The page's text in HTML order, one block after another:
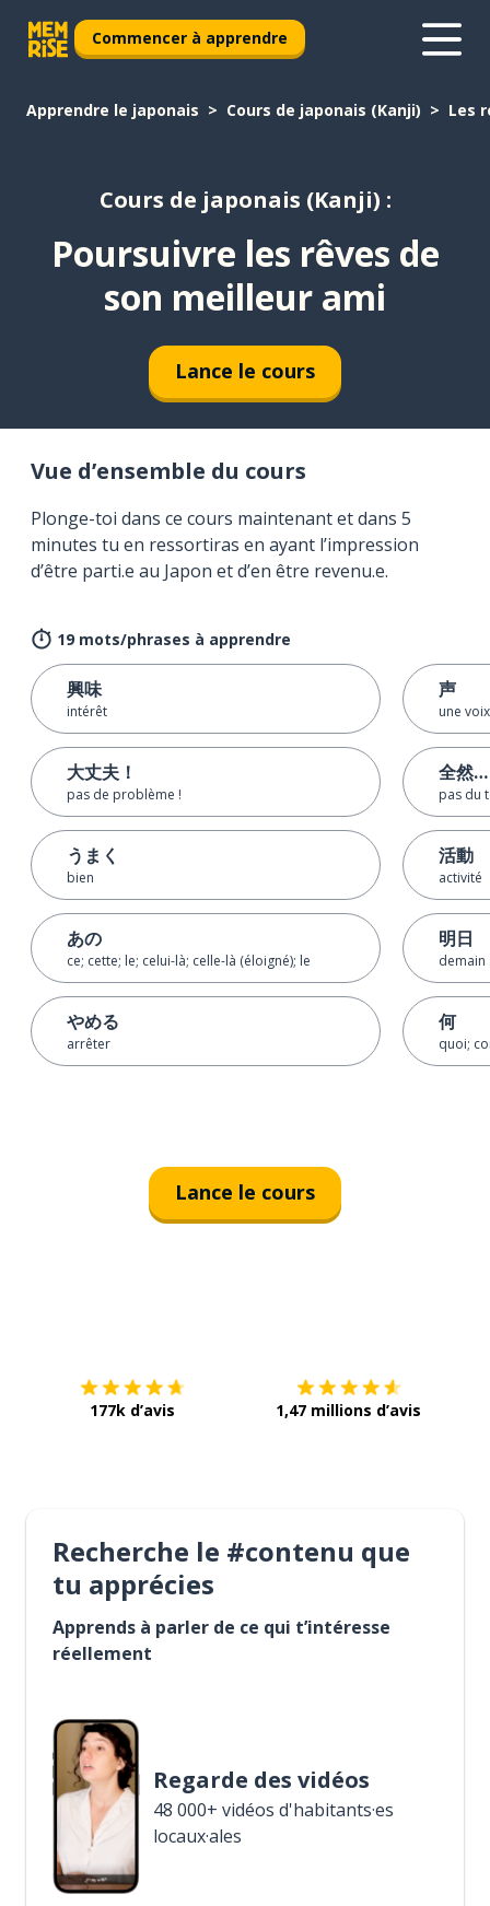
Commencer à apprendre
Apprendre le japonais Cours de japonais (Kanji) Les
Cours de japonais (Kanji) :
Poursuivre les rêves de
son meilleur ami
Lance le cours
Vue d’ensemble du cours
Plonge-toi dans ce cours maintenant et dans 5
minutes tu en ressortiras en ayant l’impression
d’être parti.e au Japon et d’en être revenu.e.
19 mots/phrases à apprendre
興味
intérêt
大丈夫！
pas de problème !
うまく
bien
あの
ce; cette; le; celui-là; celle-là (éloigné); le
やめる
arrêter
声
une voix
全然…
pas du
活動
activité
明日
demain
何
quoi;
Lance le cours
177k d’avis 1,47 millions d’avis
Recherche le #contenu que
tu apprécies
Apprends à parler de ce qui t’intéresse
réellement
Regarde des vidéos
48 000+ vidéos d'habitants·es
locaux·ales